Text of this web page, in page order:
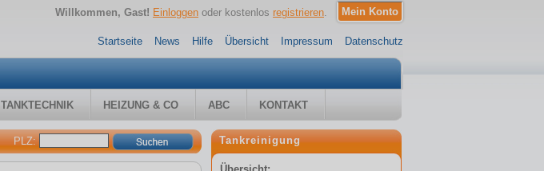
Willkommen, Gast! Einloggen oder kostenlos registrieren
Startseite News Hilfe Übersicht Impressum Datenschutz
TANKTECHNIK HEIZUNG & CO ABC KONTAKT
PLZ: Tankreinigung